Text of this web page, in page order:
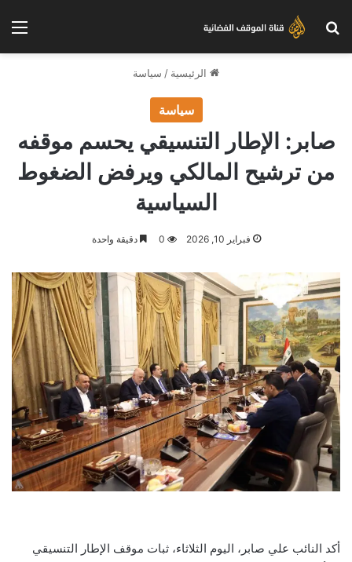
بحث عن
الرئيسية / سياسة
سياسة
صابر: الإطار التنسيقي يحسم موقفه
من ترشيح المالكي ويرفض الضغوط
السياسية
فبراير 10, 2026 0 دقيقة واحدة
أكد النائب علي صابر، اليوم الثلاثاء، ثبات موقف الإطار التنسيقي